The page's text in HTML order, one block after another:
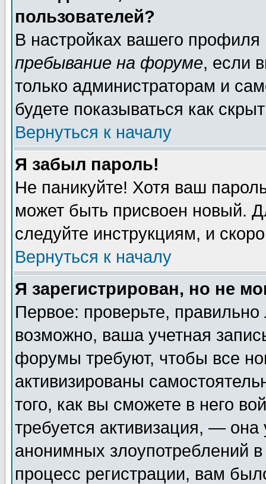
пользователей?
В настройках вашего
пребывание на форуме, если
только администраторам и
будете показываться как
Вернуться к началу
Я забыл пароль!
Не паникуйте! Хотя ваш
может быть присвоен новый.
следуйте инструкциям, и
Вернуться к началу
Я зарегистрирован, но не
Первое: проверьте,
возможно, ваша учетная
форумы требуют, чтобы все
активизированы
того, как вы сможете в него
требуется активизация, —
анонимных злоупотреблений
процесс регистрации, вам